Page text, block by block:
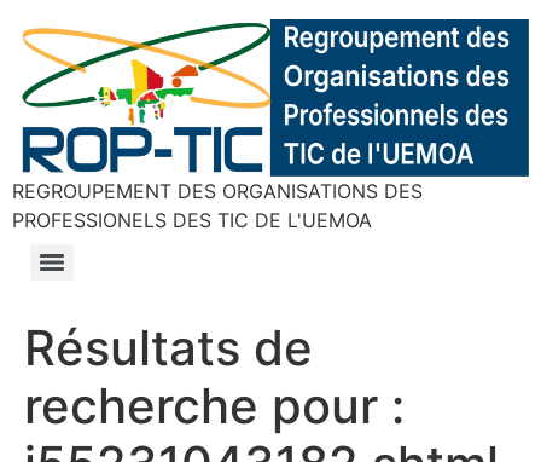
REGROUPEMENT DES ORGANISATIONS DES
PROFESSIONELS DES TIC DE L'UEMOA
Résultats de
recherche pour :